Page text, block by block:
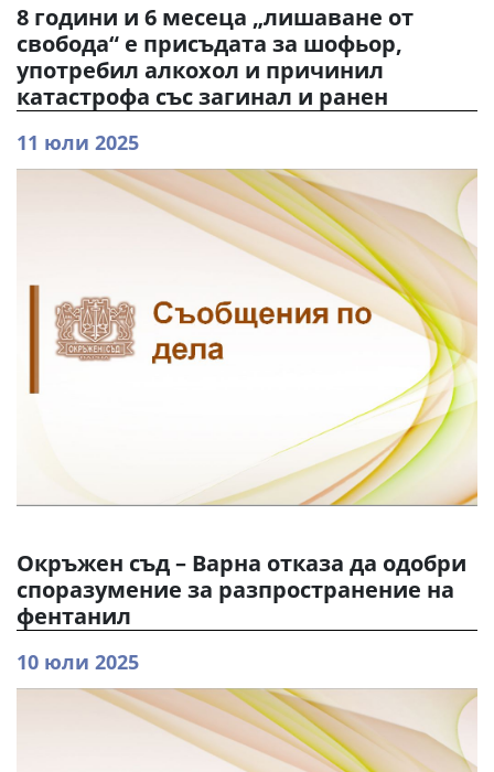
8 години и 6 месеца „лишаване от
свобода“ е присъдата за шофьор,
употребил алкохол и причинил
катастрофа със загинал и ранен
11 юли 2025
Окръжен съд – Варна отказа да одобри
споразумение за разпространение на
фентанил
10 юли 2025